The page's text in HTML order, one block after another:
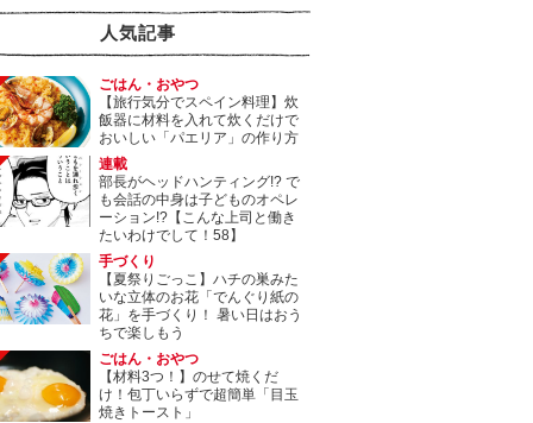
人気記事
ごはん・おやつ
【旅行気分でスペイン料理】炊
飯器に材料を入れて炊くだけで
おいしい「パエリア」の作り方
連載
部長がヘッドハンティング!? で
も会話の中身は子どものオペレ
ーション!?【こんな上司と働き
たいわけでして！58】
手づくり
【夏祭りごっこ】ハチの巣みた
いな立体のお花「でんぐり紙の
花」を手づくり！ 暑い日はおう
ちで楽しもう
ごはん・おやつ
【材料3つ！】のせて焼くだ
け！包丁いらずで超簡単「目玉
焼きトースト」